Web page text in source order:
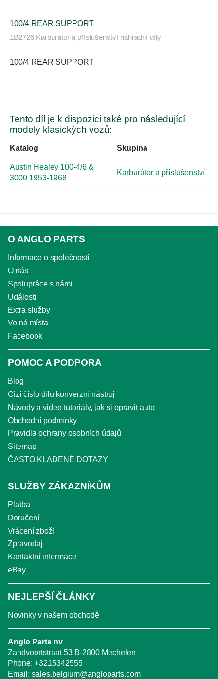
100/4 REAR SUPPORT
1B2726 Karburátor a příslušenství náhradní díly
100/4 REAR SUPPORT
Tento díl je k dispozici také pro následující
modely klasických vozů:
Katalog Skupina
Austin Healey 100-4/6 &
3000 1953-1968
Karburátor a příslušenství
O ANGLO PARTS
Informace o společnosti
O nás
Spolupráce s námi
Události
Extra služby
Volná místa
Facebook
POMOC A PODPORA
Blog
Cizí číslo dílu konverzní nástroj
Návody a video tutoriály, jak si opravit auto
Obchodní podmínky
Pravidla ochrany osobních údajů
Sitemap
ČASTO KLADENÉ DOTAZY
SLUŽBY ZÁKAZNÍKŮM
Platba
Doručení
Vrácení zboží
Zpravodaj
Kontaktní informace
eBay
NEJLEPŠÍ ČLÁNKY
Novinky v našem obchodě
Anglo Parts nv
Zandvoortstraat 53 B-2800 Mechelen
Phone: +3215342555
Email: sales.belgium@angloparts.com